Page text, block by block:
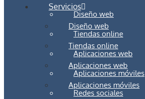
Diseño web
Tiendas online
Aplicaciones web
Aplicaciones móviles
Redes sociales
Servicios
Diseño web
Tiendas online
Aplicaciones web
Aplicaciones móviles